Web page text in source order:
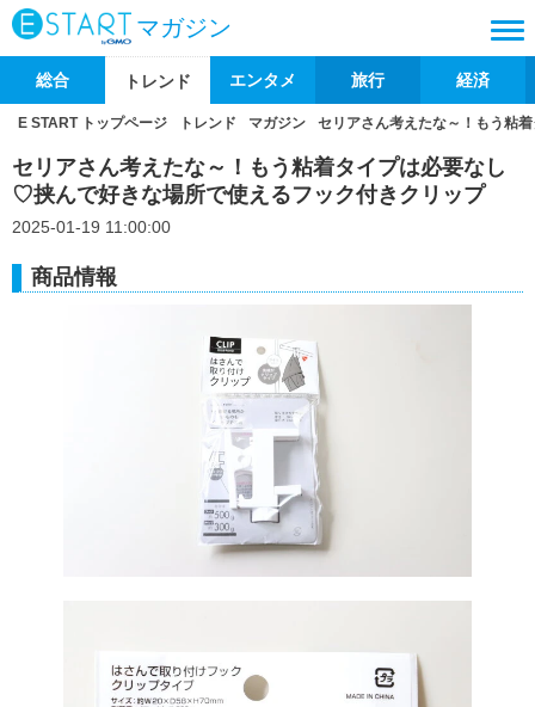
マガジン
総合 トレンド エンタメ 旅行 経済
E START トップページ トレンド マガジン セリアさん考えたな～！もう粘
セリアさん考えたな～！もう粘着タイプは必要なし
♡挟んで好きな場所で使えるフック付きクリップ
2025-01-19 11:00:00
商品情報